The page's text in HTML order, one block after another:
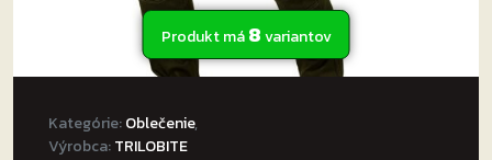
Produkt má8variantov
Kategórie:Oblečenie,
Výrobca:TRILOBITE